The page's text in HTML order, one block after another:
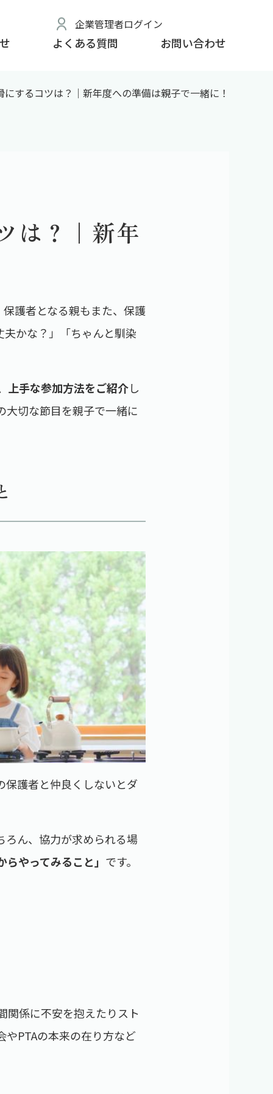
企業管理者ログイン
よくある質問 お問い合わせ
するコツは？｜新年度への準備は親子で一緒に！
は？｜新年
護者となる親もまた、保護
かな？」「ちゃんと馴染
上手な参加方法をご紹介し
大切な節目を親子で一緒に
保護者と仲良くしないとダ
ろん、協力が求められる場
やってみること」 です。
関係に不安を抱えたりスト
やPTAの本来の在り方など